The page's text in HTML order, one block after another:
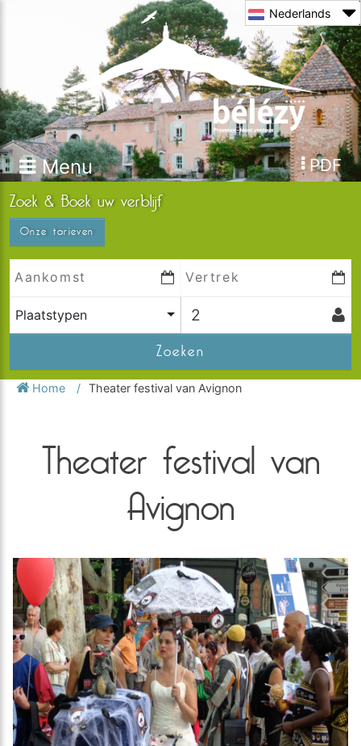
Menu PDF
Nederlands
Zoek & Boek uw verblijf
Onze tarieven
Plaatstypen
Zoeken
Home Theater festival van Avignon
Theater festival van
Avignon